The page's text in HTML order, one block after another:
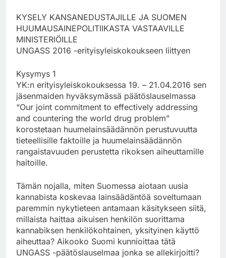
KYSELY KANSANEDUSTAJILLE JA SUOMEN
HUUMAUSAINEPOLITIIKASTA VASTAAVILLE
MINISTERIÖILLE
UNGASS 2016 -erityisyleiskokoukseen liittyen
Kysymys 1
YK:n erityisyleiskokouksessa 19. – 21.04.2016 sen
jäsenmaiden hyväksymässä päätöslauselmassa
“Our joint commitment to effectively addressing
and countering the world drug problem”
korostetaan huumelainsäädännön perustuvuutta
tieteellisille faktoille ja huumelainsäädännön
rangaistavuuden perustetta rikoksen aiheuttamille
haitoille.
Tämän nojalla, miten Suomessa aiotaan uusia
kannabista koskevaa lainsäädäntöä soveltumaan
paremmin nykytieteen antamaan käsitykseen siitä,
millaista haittaa aikuisen henkilön suorittama
kannabiksen henkilökohtainen, yksityinen käyttö
aiheuttaa? Aikooko Suomi kunnioittaa tätä
UNGASS -päätöslauselmaa jonka se allekirjoitti?